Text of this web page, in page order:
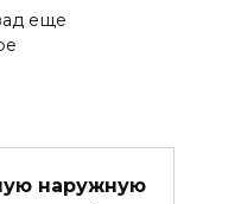
еще
наружную